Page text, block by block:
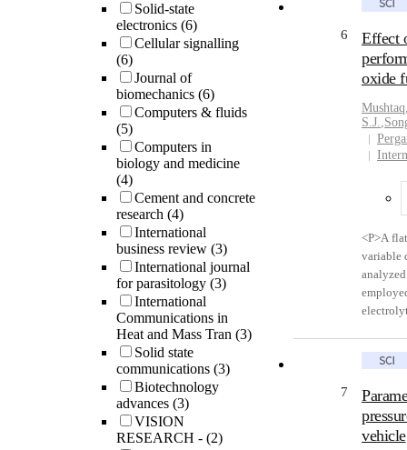
Solid-state
electronics (6)
Cellular signalling
(6)
Journal of
biomechanics (6)
Computers & fluids
(5)
Computers in
biology and medicine
(4)
Cement and concrete
research (4)
International
business review (3)
International journal
for parasitology (3)
International
Communications in
Heat and Mass Tran (3)
Solid state
communications (3)
Biotechnology
advances (3)
VISION
RESEARCH - (2)
with C.
sera.
disrupt
favors
Society
6
Effect
oxide
S.J.,
<P>A
variable
7
vehicle